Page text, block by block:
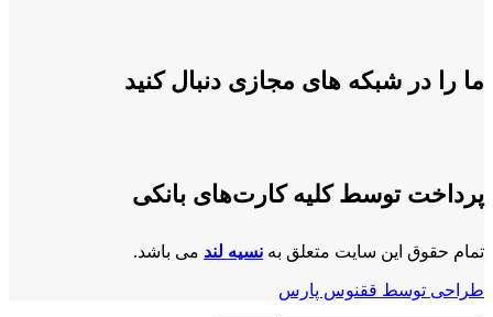
ما را در شبکه های مجازی دنبال کنید
پرداخت توسط کلیه کارت‌های بانکی
تمام حقوق این سایت متعلق به نسیه لند می باشد.
طراحی توسط ققنوس پارس